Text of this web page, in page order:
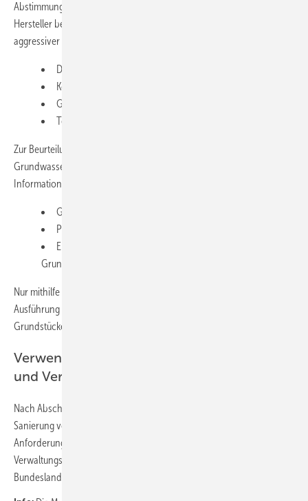
Abstimmung mit dem Hersteller des Rohrsystems erfolgen. Der
Hersteller benötigt zur genauen Beurteilung bei der Ableitung
aggressiver Abwässer mindestens folgende Informationen:
Die präzise Bezeichnung der einzelnen Medien bzw. Mittel
Konzentrationen und pH-Werte
Genaue Angaben bezüglich der Mengen oder Durchsätze
Temperaturen der Medien bzw. Mittel.
Zur Beurteilung von Grundleitungen in aggressivem Boden bzw.
Grundwasser benötigt der Hersteller mindestens folgende
Informationen:
Genaue Beschreibung der Bodenverhältnisse
Präzise Angaben zum Baugrund und seiner Tragfähigkeit
Ergebnisse von Boden- bzw.
Grundwasseruntersuchungen.
Nur mithilfe dieser Angaben ist die normgerechte Planung und
Ausführung von Entwässerungsanlagen für Gebäude und
Grundstücke möglich (
Verwendungsbereiche von ­Bauprodukten
und Verfahren
Nach Abschnitt 5 der Norm müssen die verwendeten Bauprodukte zur
Sanierung von Grundstücksentwässerungsanlagen den
Anforderungen der Landesbauordnung sowie der
Verwaltungsvorschrift Technische Baubestimmungen des jeweiligen
Bundeslandes entsprechen.